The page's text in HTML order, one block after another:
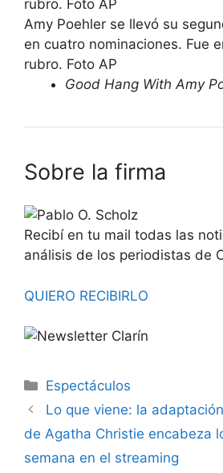
Amy Poehler se llevó su
en cuatro nominaciones. Fue
rubro. Foto AP
Good Hang With Amy
Sobre la firma
Recibí en tu mail todas las
análisis de los periodistas de
QUIERO RECIBIRLO
Espectáculos
Lo que viene: la
de Agatha Christie encabeza
semana en el streaming